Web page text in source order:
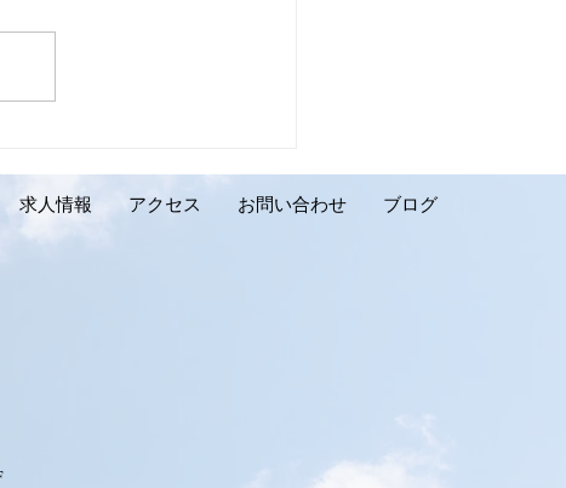
介です。千歳市 K様邸】
求人情報 アクセス お問い合わせ ブログ